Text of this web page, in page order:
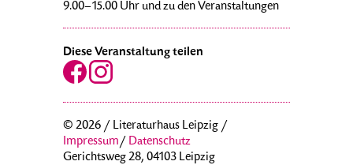
9.00–15.00 Uhr und zu den Veranstaltungen
Diese Veranstaltung teilen
© 2026 / Literaturhaus Leipzig /
Impressum/ Datenschutz
Gerichtsweg 28, 04103 Leipzig